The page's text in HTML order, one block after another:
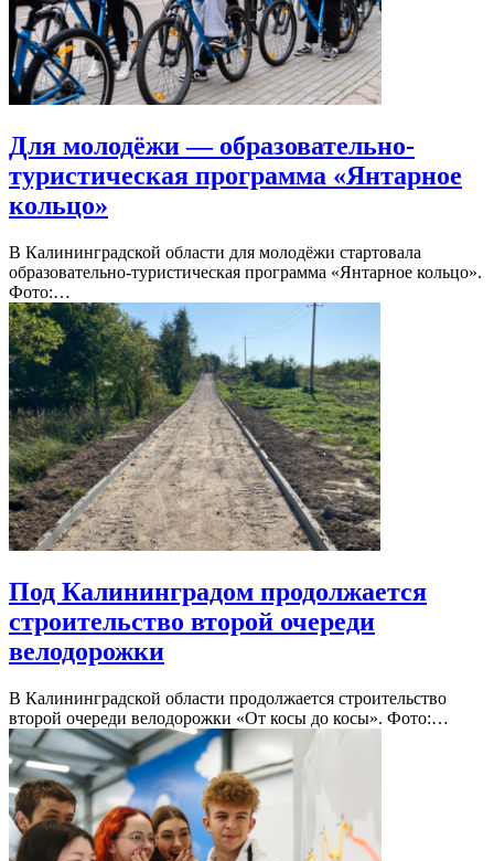
Для молодёжи — образовательно-
туристическая программа «Янтарное
кольцо»
В Калининградской области для молодёжи стартовала
образовательно-туристическая программа «Янтарное кольцо».
Фото:…
Под Калининградом продолжается
строительство второй очереди
велодорожки
В Калининградской области продолжается строительство
второй очереди велодорожки «От косы до косы». Фото:…